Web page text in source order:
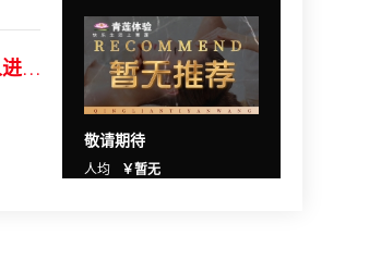
KTV经营需要社会责任，禁止未成年人进入KTV...
敬请期待
人均 ￥暂无